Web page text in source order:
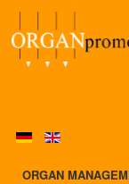
ORGAN